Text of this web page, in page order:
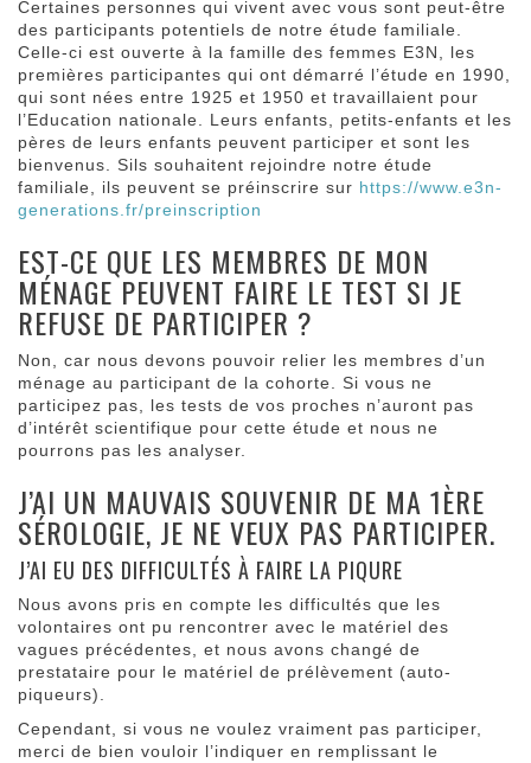
Certaines personnes qui vivent avec vous sont peut-être
des participants potentiels de notre étude familiale.
Celle-ci est ouverte à la famille des femmes E3N, les
premières participantes qui ont démarré l’étude en 1990,
qui sont nées entre 1925 et 1950 et travaillaient pour
l’Education nationale. Leurs enfants, petits-enfants et les
pères de leurs enfants peuvent participer et sont les
bienvenus. Sils souhaitent rejoindre notre étude
familiale, ils peuvent se préinscrire sur https://www.e3n-
generations.fr/preinscription
EST-CE QUE LES MEMBRES DE MON
MÉNAGE PEUVENT FAIRE LE TEST SI JE
REFUSE DE PARTICIPER ?
Non, car nous devons pouvoir relier les membres d’un
ménage au participant de la cohorte. Si vous ne
participez pas, les tests de vos proches n’auront pas
d’intérêt scientifique pour cette étude et nous ne
pourrons pas les analyser.
J’AI UN MAUVAIS SOUVENIR DE MA 1ÈRE
SÉROLOGIE, JE NE VEUX PAS PARTICIPER.
J’AI EU DES DIFFICULTÉS À FAIRE LA PIQURE
Nous avons pris en compte les difficultés que les
volontaires ont pu rencontrer avec le matériel des
vagues précédentes, et nous avons changé de
prestataire pour le matériel de prélèvement (auto-
piqueurs).
Cependant, si vous ne voulez vraiment pas participer,
merci de bien vouloir l’indiquer en remplissant le